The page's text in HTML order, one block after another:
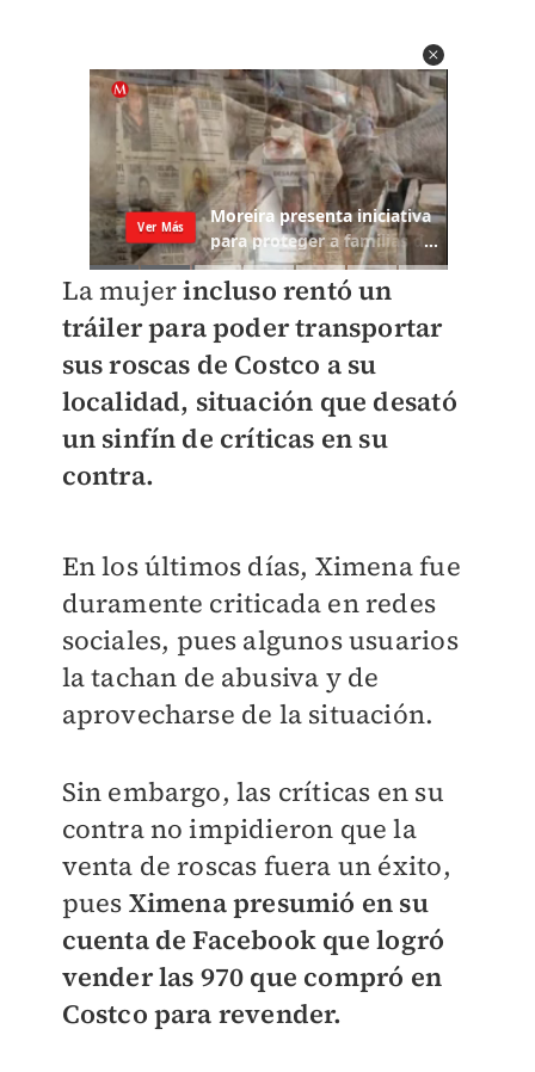
La mujerincluso rentó un
tráiler para poder transportar
sus roscas de Costco a su
localidad, situación que desató
un sinfín de críticas en su
contra.
En los últimos días, Ximena fue
duramente criticada en redes
sociales, pues algunos usuarios
la tachan de abusiva y de
aprovecharse de la situación.
Sin embargo, las críticas en su
contra no impidieron que la
venta de roscas fuera un éxito,
pues Ximena presumió en su
cuenta de Facebook que logró
vender las 970 que compró en
Costco para revender.